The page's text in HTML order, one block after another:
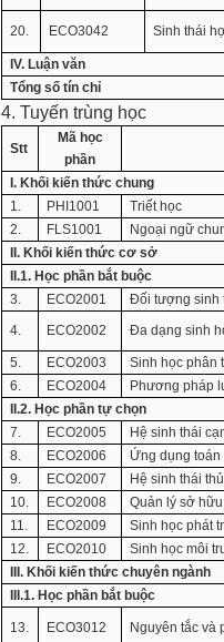
20. ECO3042 Sinh thái
IV. Luận văn
Tổng số tín chỉ
4. Tuyến trùng học
Stt
Mã học
phần
I. Khối kiến thức chung
1.
PHI1001
Triết học
2.
FLS1001
Ngoại ngữ
II. Khối kiến thức cơ sở
II.1. Học phần bắt buộc
3.
ECO2001
Đối tượng sinh
4.
ECO2002 Đa dạng sinh
5. ECO2003
Sinh học phân
6.
ECO2004
Phương pháp
II.2. Học phần tự chọn
7.
ECO2005
Hệ sinh thái
8.
ECO2006
Ứng dụng
9.
ECO2007
Hệ sinh thái
10.
ECO2008
Quản lý sở
11.
ECO2009
Sinh học phát
12.
ECO2010
Sinh học môi
III. Khối kiến thức chuyên ngành
III.1. Học phần bắt buộc
13. ECO3012 Nguyên tắc và